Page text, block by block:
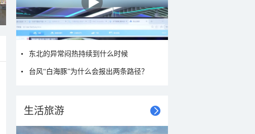
东北的异常闷热持续到什么时候
台风“白海豚”为什么会报出两条路径？
生活旅游